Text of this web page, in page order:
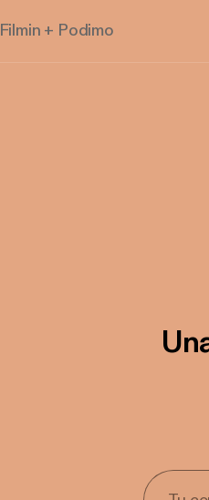
Filmin + Podimo